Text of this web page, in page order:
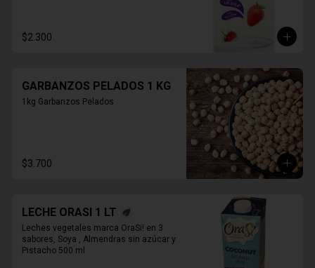
$2.300
GARBANZOS PELADOS 1 KG
1kg Garbanzos Pelados
$3.700
LECHE ORASI 1 LT
Leches vegetales marca OraSi! en 3
sabores, Soya , Almendras sin azúcar y
Pistacho 500 ml